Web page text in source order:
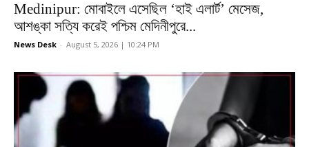
Medinipur: মোবাইলে এসেছিল ‘হাই এলার্ট’ মেসেজ,
আশঙ্কা সত্যি করেই পশ্চিম মেদিনীপুরে...
News Desk - August 5, 2026 | 10:24 PM